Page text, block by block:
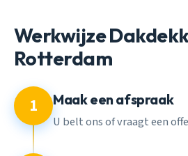
Werkwijze
Rotterdam
1 Maak een afspraak
U belt ons of vraagt een